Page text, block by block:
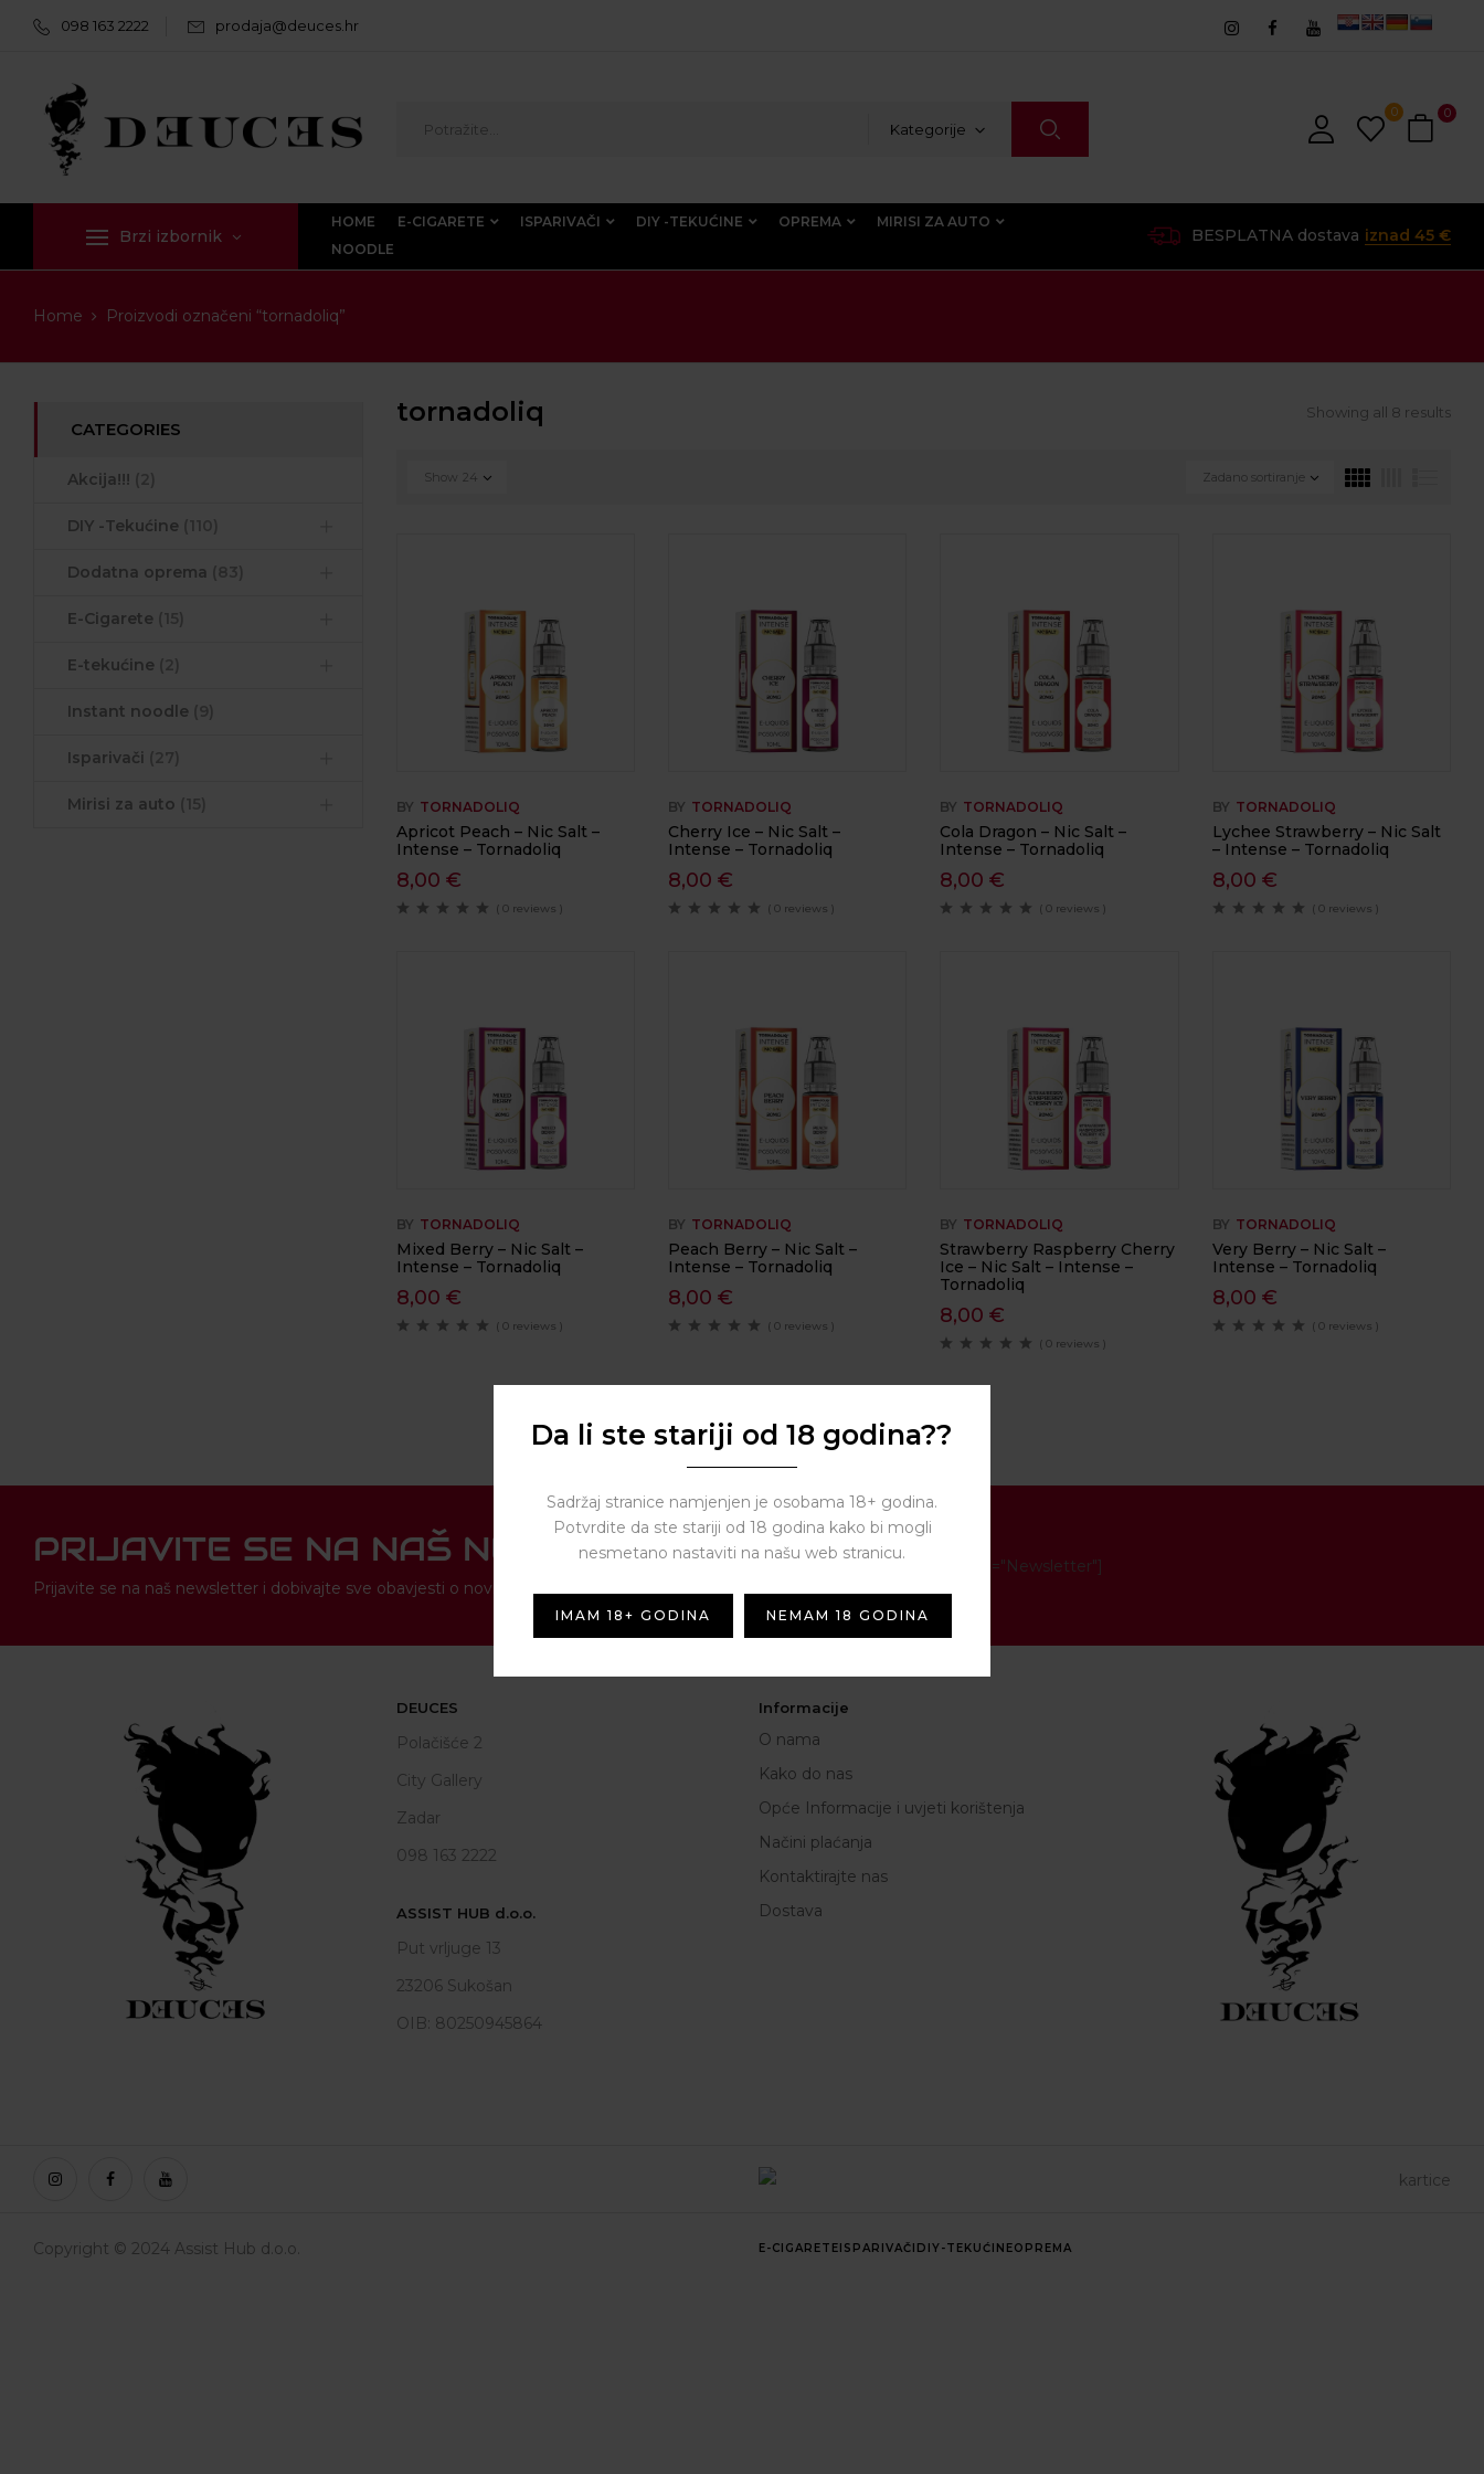
098 163 2222 prodaja@deuces.hr
Kategorije
0 0
Brzi izbornik
HOME E-CIGARETE ISPARIVAČI DIY -TEKUĆINE OPREMA
MIRISI ZA AUTO
NOODLE
BESPLATNA dostava iznad 45 €
Home Proizvodi označeni “tornadoliq”
CATEGORIES
Akcija!!!
DIY -Tekućine
Dodatna oprema
E-Cigarete
E-tekućine
Instant noodle
Isparivači
Mirisi za auto
tornadoliq Showing all 8 results
Zadano sortiranje
Show 24
BY TORNADOLIQ
Apricot Peach – Nic Salt –
Intense – Tornadoliq
8,00 €
( 0 reviews )
BY TORNADOLIQ
Cherry Ice – Nic Salt –
Intense – Tornadoliq
8,00 €
( 0 reviews )
BY TORNADOLIQ
Cola Dragon – Nic Salt –
Intense – Tornadoliq
8,00€
( 0 reviews )
BY TORNADOLIQ
Lychee Strawberry – Nic Salt
– Intense – Tornadoliq
8,00 €
( 0 reviews )
BY TORNADOLIQ
Mixed Berry – Nic Salt –
Intense – Tornadoliq
8,00 €
( 0 reviews )
BY TORNADOLIQ
Peach Berry – Nic Salt –
Intense – Tornadoliq
8,00 €
( 0 reviews )
BY TORNADOLIQ
Strawberry Raspberry Cherry
Ice – Nic Salt – Intense –
Tornadoliq
8,00€
( 0 reviews )
BY TORNADOLIQ
Very Berry – Nic Salt –
Intense – Tornadoliq
8,00 €
( 0 reviews )
PRIJAVITE SE NA NAŠ NEWSLETTER
Prijavite se na naš newsletter i dobivajte sve obavjesti o novim ponudama i kuponima
[contact-form-7 id="1287" title="Newsletter"]
DEUCES
Polačišće 2
City Gallery
Zadar
098 163 2222
ASSIST HUB d.o.o.
Put vrljuge 13
23206 Sukošan
OIB: 80250945864
Informacije
O nama
Kako do nas
Opće Informacije i uvjeti korištenja
Načini plaćanja
Kontaktirajte nas
Dostava
Copyright © 2024 Assist Hub d.o.o. E-CIGARETE ISPARIVAČI DIY-TEKUĆINEOPREMA
Da li ste stariji od 18 godina??
Sadržaj stranice namjenjen je osobama 18+ godina.
Potvrdite da ste stariji od 18 godina kako bi mogli
nesmetano nastaviti na našu web stranicu.
IMAM 18+ GODINA NEMAM 18 GODINA